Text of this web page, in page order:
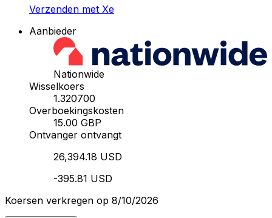
Verzenden met Xe
Aanbieder
Nationwide
Wisselkoers
1.320700
Overboekingskosten
15.00 GBP
Ontvanger ontvangt
26,394.18 USD
-395.81 USD
Koersen verkregen op 8/10/2026